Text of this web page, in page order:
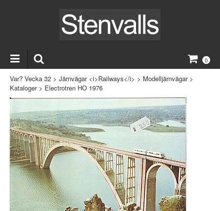
0
Var? Vecka 32 > Järnvägar <i>Railways</i> > Modelljärnvägar>
Kataloger> Electrotren HO 1976